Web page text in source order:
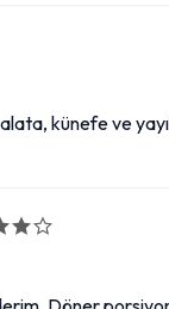
künefe ve